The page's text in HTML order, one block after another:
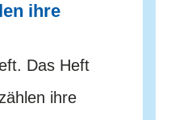
ihre
Das Heft
ihre